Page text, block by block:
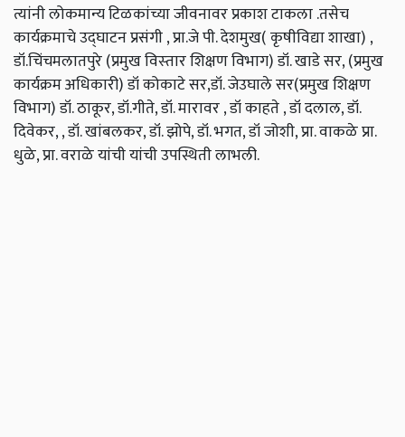
त्यांनी लोकमान्य टिळकांच्या जीवनावर प्रकाश टाकला .तसेच
कार्यक्रमाचे उद्घाटन प्रसंगी , प्रा.जे पी. देशमुख( कृषीविद्या शाखा) ,
डॉ.चिंचमलातपुरे (प्रमुख विस्‍तार शिक्षण विभाग) डॉ. खाडे सर, (प्रमुख
कार्यक्रम अधिकारी) डॉ कोकाटे सर,डॉ. जेउघाले सर(प्रमुख शिक्षण
विभाग) डॉ. ठाकूर, डॉ.गीते, डॉ. मारावर , डॉ काहते , डॉ दलाल, डॉ.
दिवेकर, , डॉ. खांबलकर, डॉ. झोपे, डॉ. भगत, डॉ जोशी, प्रा. वाकळे प्रा.
धुळे, प्रा. वराळे यांची यांची उपस्थिती लाभली.